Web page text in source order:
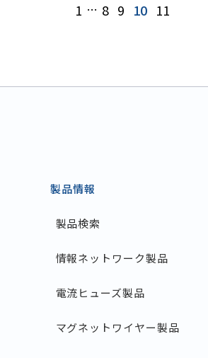
1 … 8 9 10 11
製品情報
製品検索
情報ネットワーク製品
電流ヒューズ製品
マグネットワイヤー製品